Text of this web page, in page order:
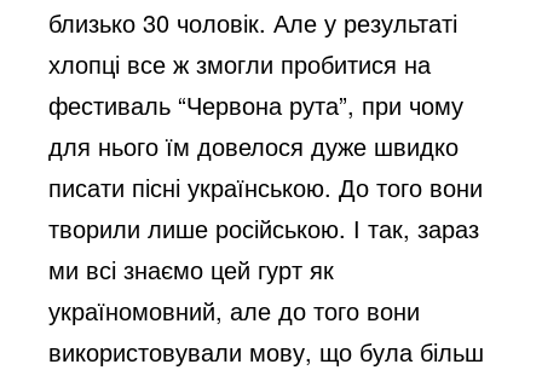
близько 30 чоловік. Але у результаті
хлопці все ж змогли пробитися на
фестиваль “Червона рута”, при чому
для нього їм довелося дуже швидко
писати пісні українською. До того вони
творили лише російською. І так, зараз
ми всі знаємо цей гурт як
україномовний, але до того вони
використовували мову, що була більш